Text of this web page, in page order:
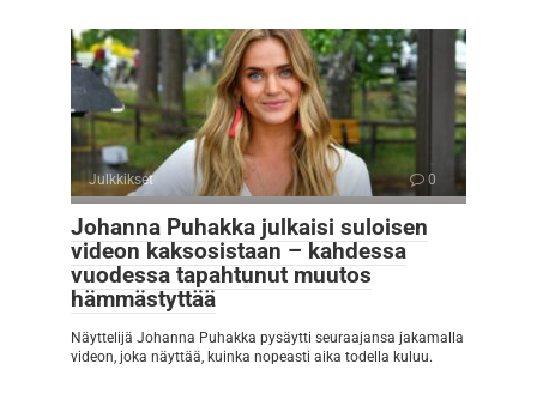
Julkkikset 0
Johanna Puhakka julkaisi suloisen
videon kaksosistaan – kahdessa
vuodessa tapahtunut muutos
hämmästyttää
Näyttelijä Johanna Puhakka pysäytti seuraajansa jakamalla
videon, joka näyttää, kuinka nopeasti aika todella kuluu.